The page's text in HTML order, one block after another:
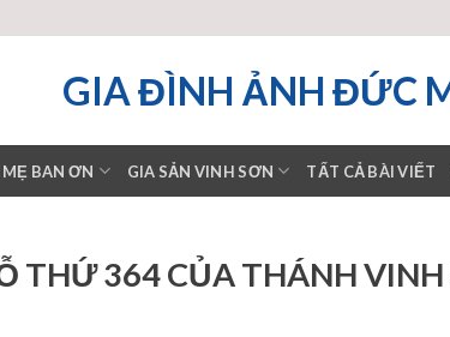
GIA ĐÌNH ẢNH ĐỨC
BAN ƠN GIA SẢN VINH SƠN TẤT CẢ BÀI VIẾT
THỨ 364 CỦA THÁNH VINH